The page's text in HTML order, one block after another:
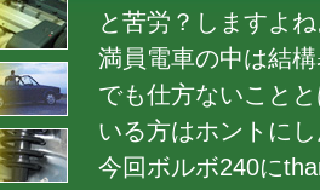
と苦労？しますよ
満員電車の中は結
でも仕方ないこと
いる方はホントに
今回ボルボ240に